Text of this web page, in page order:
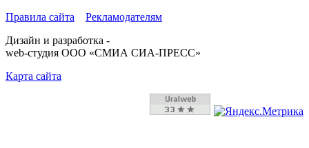
Правила сайта
Рекламодателям
Дизайн и разработка -
web-студия ООО «СМИА СИА-ПРЕСС»
Карта сайта